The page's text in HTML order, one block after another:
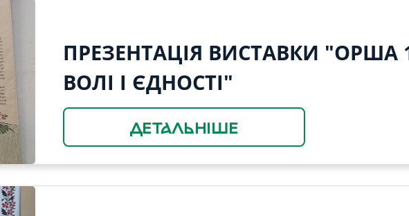
ПРЕЗЕНТАЦІЯ ВИСТАВКИ "ОРША
ВОЛІ І ЄДНОСТІ"
ДЕТАЛЬНІШЕ